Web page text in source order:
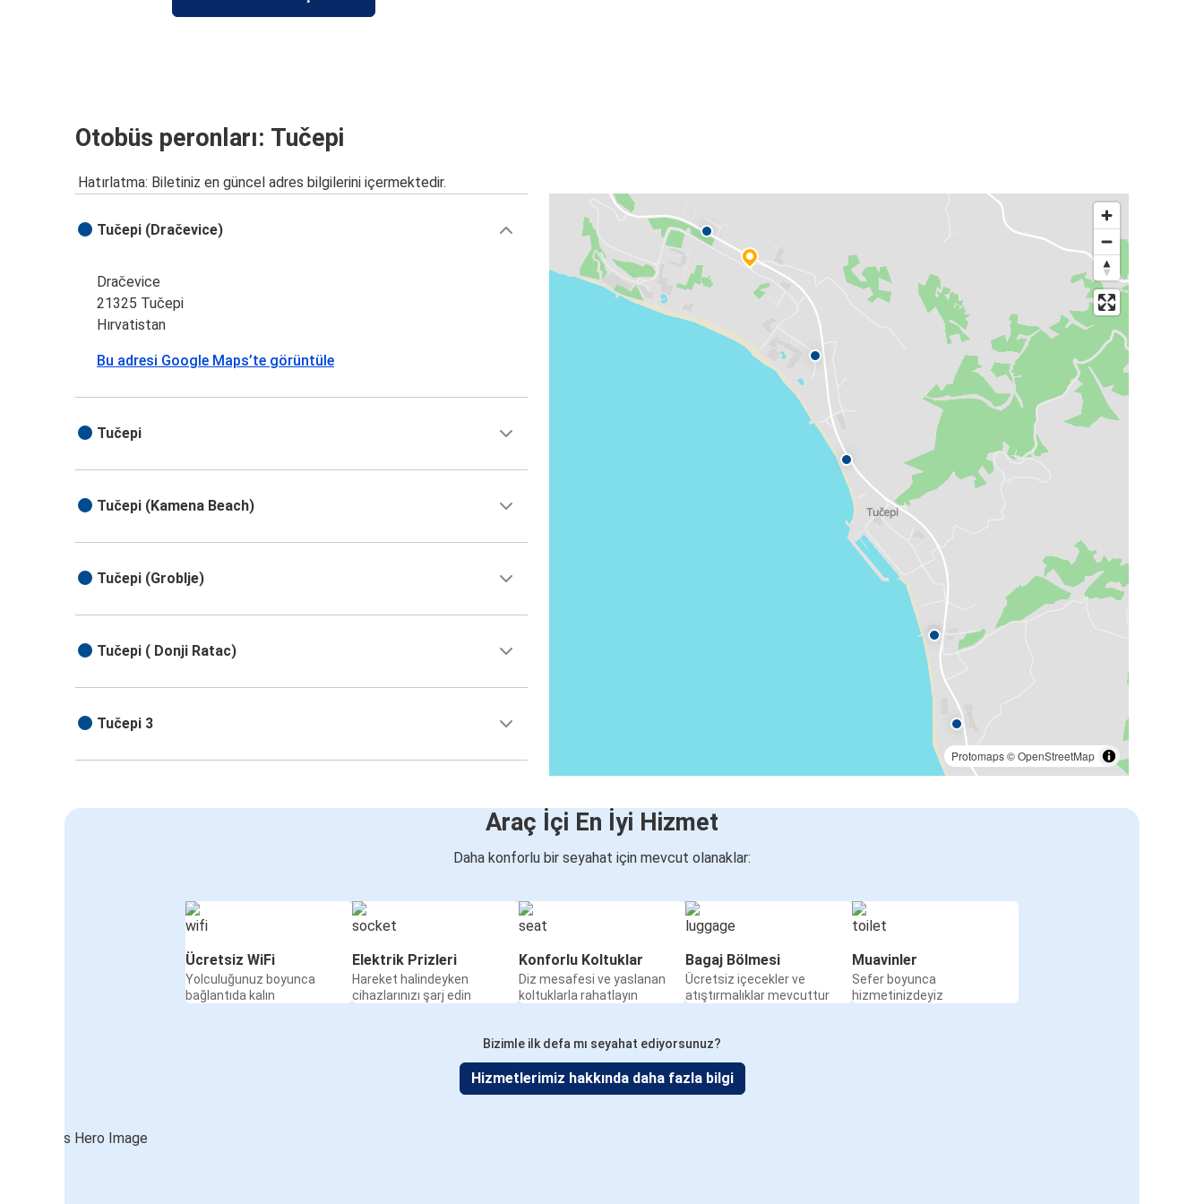
Otobüs peronları: Tučepi
Hatırlatma: Biletiniz en güncel adres bilgilerini içermektedir.
Protomaps©OpenStreetMap
Tučepi (Dračevice)
Dračevice
21325 Tučepi
Hırvatistan
Bu adresi Google Maps’te görüntüle
Tučepi
Tučepi (Kamena Beach)
Tučepi (Groblje)
Tučepi ( Donji Ratac)
Tučepi 3
Araç İçi En İyi Hizmet
Daha konforlu bir seyahat için mevcut olanaklar:
Ücretsiz WiFi
Yolculuğunuz boyunca
bağlantıda kalın
Elektrik Prizleri
Hareket halindeyken
cihazlarınızı şarj edin
Konforlu Koltuklar
Diz mesafesi ve yaslanan
koltuklarla rahatlayın
Bagaj Bölmesi
Ücretsiz içecekler ve
atıştırmalıklar mevcuttur
Muavinler
Sefer boyunca
hizmetinizdeyiz
Bizimle ilk defa mı seyahat ediyorsunuz?
Hizmetlerimiz hakkında daha fazla bilgi